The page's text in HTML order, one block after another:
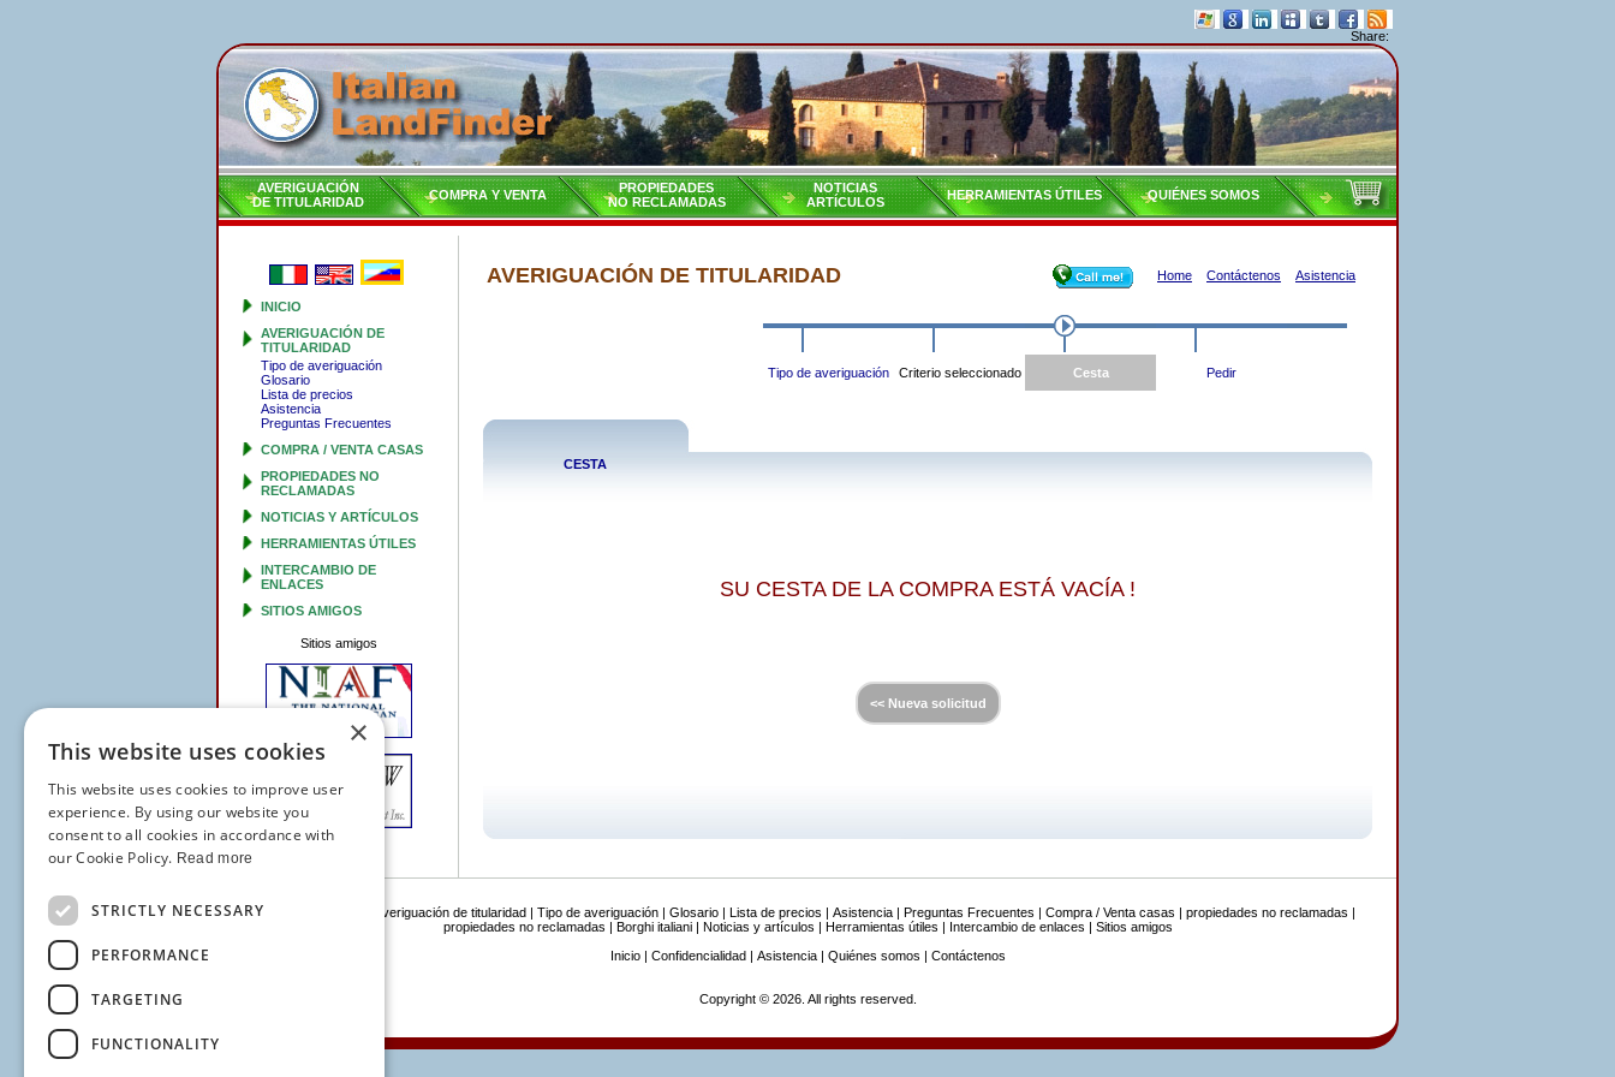
Share:
AVERIGUACIÓN
DE TITULARIDAD
COMPRA Y VENTA
PROPIEDADES
NO RECLAMADAS
NOTICIAS
ARTÍCULOS
HERRAMIENTAS ÚTILES QUIÉNES SOMOS
INICIO
AVERIGUACIÓN DE
TITULARIDAD
Tipo de averiguación
Glosario
Lista de precios
Asistencia
Preguntas Frecuentes
COMPRA / VENTA CASAS
PROPIEDADES NO
RECLAMADAS
NOTICIAS Y ARTÍCULOS
HERRAMIENTAS ÚTILES
INTERCAMBIO DE
ENLACES
SITIOS AMIGOS
Sitios amigos
AVERIGUACIÓN DE TITULARIDAD Home Contáctenos Asistencia
Tipo de averiguación Criterio seleccionado Cesta Pedir
CESTA
SU CESTA DE LA COMPRA ESTÁ VACÍA !
Navigation: Averiguación de titularidad| Tipo de averiguación| Glosario| Lista de precios | Asistencia| Preguntas Frecuentes | Compra / Venta casas | propiedades no reclamadas |
propiedades no reclamadas | Borghi italiani| Noticias y artículos | Herramientas útiles | Intercambio de enlaces | Sitios amigos
Inicio| Confidencialidad| Asistencia| Quiénes somos | Contáctenos
Copyright © 2026. All rights reserved.
×
This website uses cookies
This website uses cookies to improve user
experience. By using our website you
consent to all cookies in accordance with
our Cookie Policy. Read more
STRICTLY NECESSARY
PERFORMANCE
TARGETING
FUNCTIONALITY